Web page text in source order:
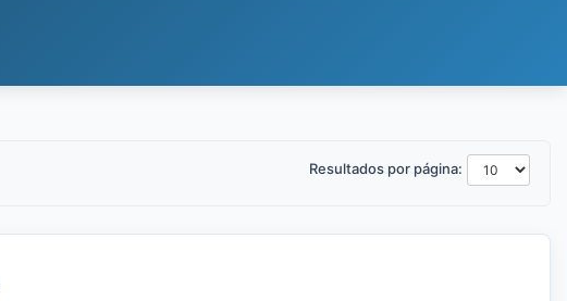
Resultados por página: